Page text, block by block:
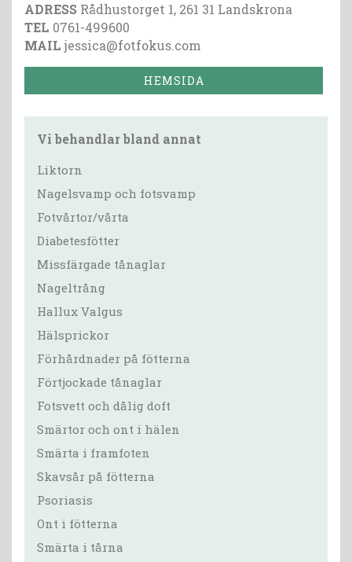
ADRESS Rådhustorget 1, 261 31 Landskrona
TEL 0761-499600
MAIL jessica@fotfokus.com
HEMSIDA
Vi behandlar bland annat
Liktorn
Nagelsvamp och fotsvamp
Fotvårtor/vårta
Diabetesfötter
Missfärgade tånaglar
Nageltrång
Hallux Valgus
Hälsprickor
Förhårdnader på fötterna
Förtjockade tånaglar
Fotsvett och dålig doft
Smärtor och ont i hälen
Smärta i framfoten
Skavsår på fötterna
Psoriasis
Ont i fötterna
Smärta i tårna